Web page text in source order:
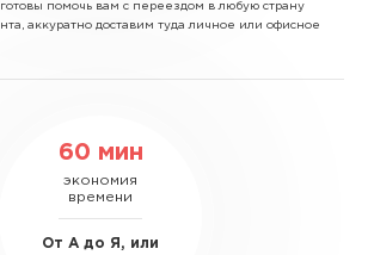
помочь вам с переездом в любую страну
аккуратно доставим туда личное или офисное
60 мин
экономия
времени
От А до Я, или